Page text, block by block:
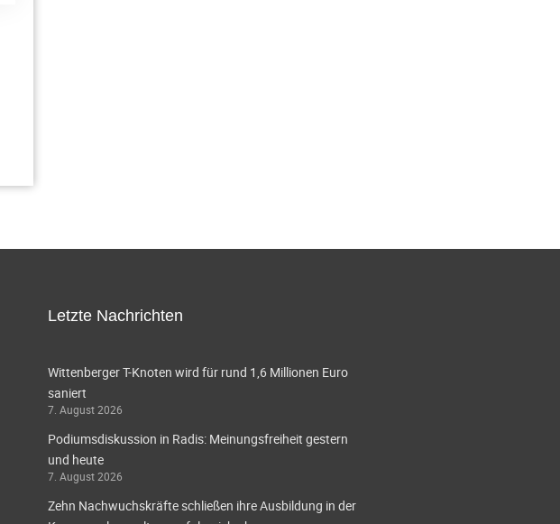
Letzte Nachrichten
Wittenberger T-Knoten wird für rund 1,6 Millionen Euro
saniert
7. August 2026
Podiumsdiskussion in Radis: Meinungsfreiheit gestern
und heute
7. August 2026
Zehn Nachwuchskräfte schließen ihre Ausbildung in der